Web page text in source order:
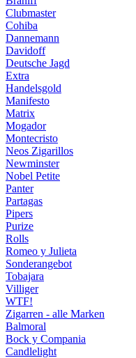
Clubmaster
Cohiba
Dannemann
Davidoff
Deutsche Jagd
Extra
Handelsgold
Manifesto
Matrix
Mogador
Montecristo
Neos Zigarillos
Newminster
Nobel Petite
Panter
Partagas
Pipers
Purize
Rolls
Romeo y Julieta
Sonderangebot
Tobajara
Villiger
WTF!
Zigarren - alle Marken
Balmoral
Bock y Compania
Candlelight